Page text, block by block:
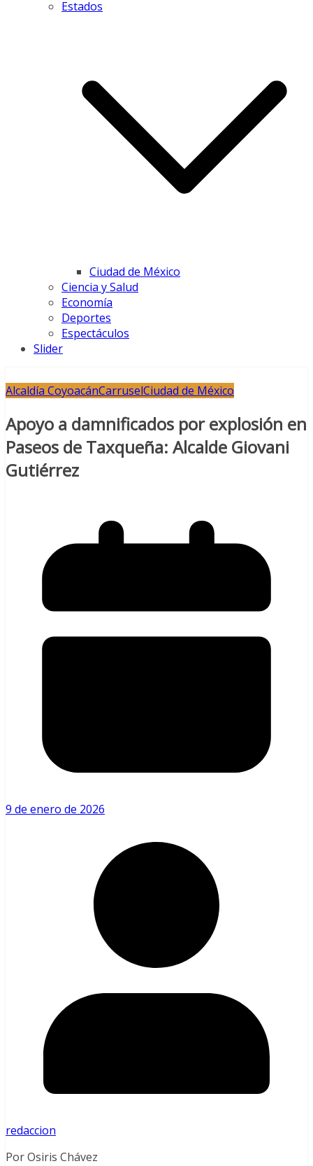
Estados
Ciudad de México
Ciencia y Salud
Economía
Deportes
Espectáculos
Slider
Alcaldía CoyoacánCarruselCiudad de México
Apoyo a damnificados por explosión en
Paseos de Taxqueña: Alcalde Giovani
Gutiérrez
9 de enero de 2026
redaccion
Por Osiris Chávez